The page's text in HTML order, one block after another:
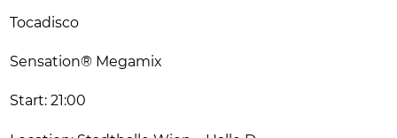
Tocadisco
Sensation® Megamix
Start: 21:00